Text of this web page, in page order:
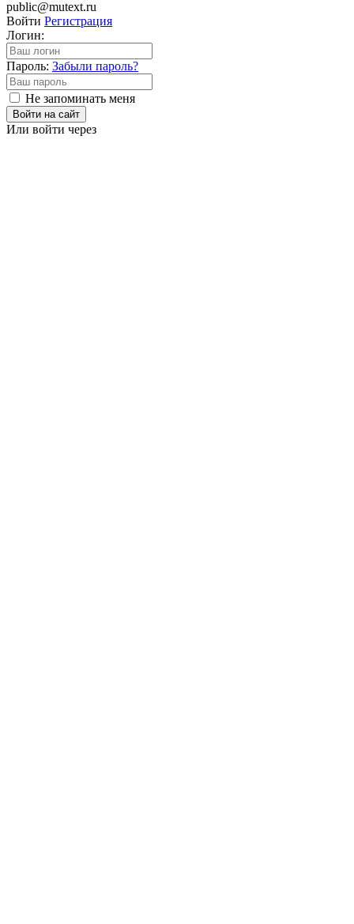
public@mutext.ru
Войти Регистрация
Логин:
Пароль: Забыли пароль?
Не запоминать меня
Войти на сайт
Или войти через